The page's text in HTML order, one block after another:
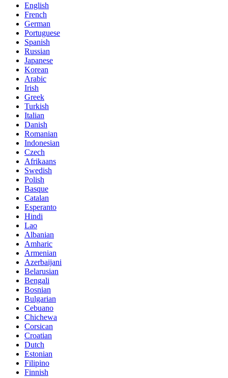
English
French
German
Portuguese
Spanish
Russian
Japanese
Korean
Arabic
Irish
Greek
Turkish
Italian
Danish
Romanian
Indonesian
Czech
Afrikaans
Swedish
Polish
Basque
Catalan
Esperanto
Hindi
Lao
Albanian
Amharic
Armenian
Azerbaijani
Belarusian
Bengali
Bosnian
Bulgarian
Cebuano
Chichewa
Corsican
Croatian
Dutch
Estonian
Filipino
Finnish